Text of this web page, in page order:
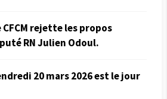
CFCM rejette les propos
RN Julien Odoul.
20 mars 2026 est le jour